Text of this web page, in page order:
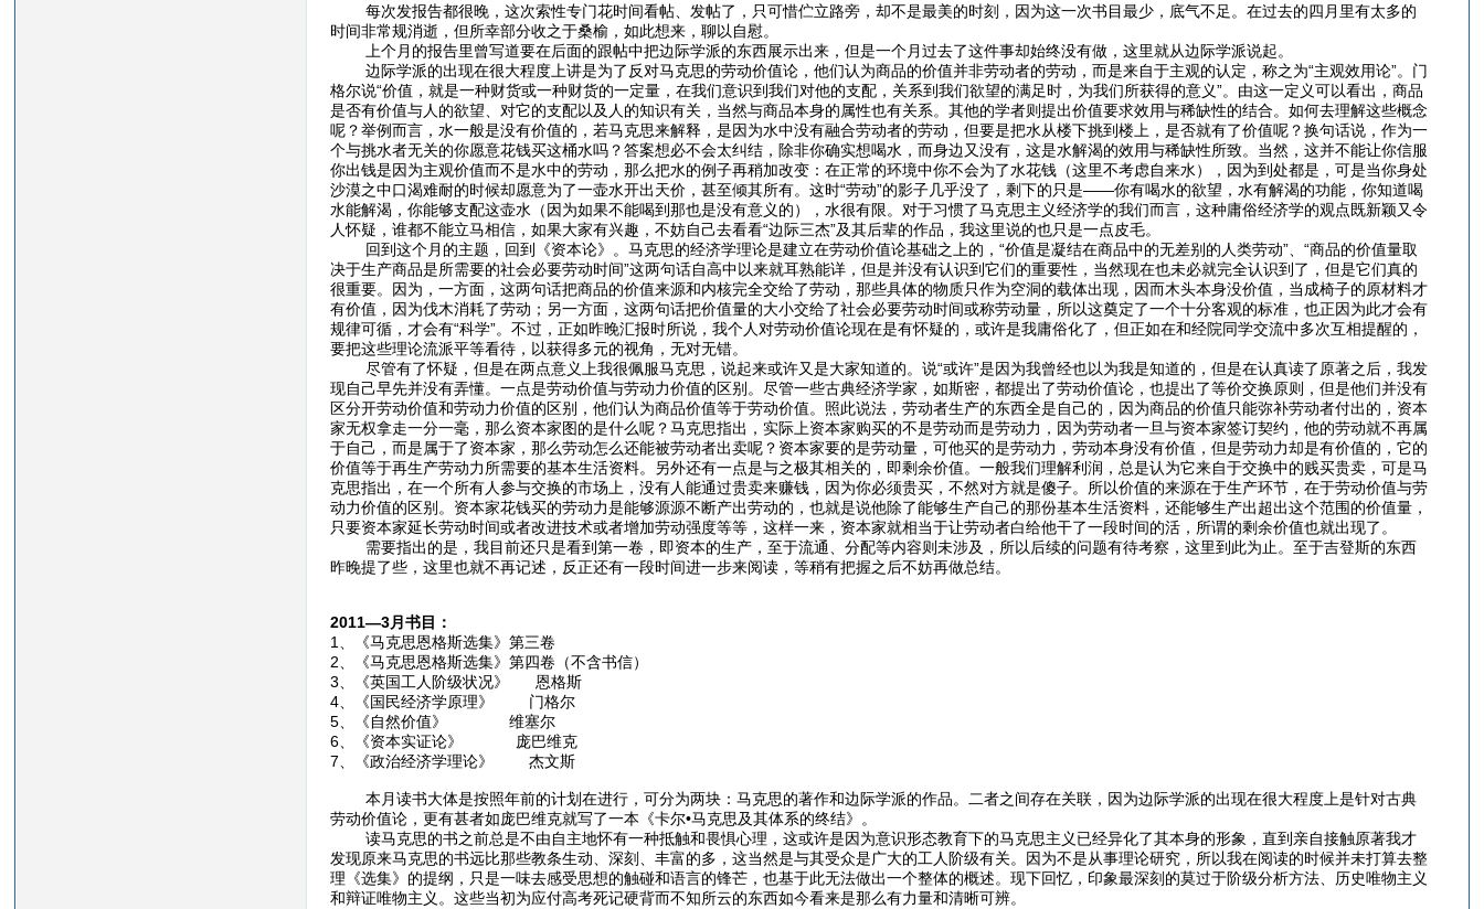
每次发报告都很晚，这次索性专门花时间看帖、发帖了，只可惜伫立路旁，却不是最美的时刻，因为这一次书目最少，底气不足。在过去的四月里有太多的
时间非常规消逝，但所幸部分收之于桑榆，如此想来，聊以自慰。
上个月的报告里曾写道要在后面的跟帖中把边际学派的东西展示出来，但是一个月过去了这件事却始终没有做，这里就从边际学派说起。
边际学派的出现在很大程度上讲是为了反对马克思的劳动价值论，他们认为商品的价值并非劳动者的劳动，而是来自于主观的认定，称之为“主观效用论”。门
格尔说“价值，就是一种财货或一种财货的一定量，在我们意识到我们对他的支配，关系到我们欲望的满足时，为我们所获得的意义”。由这一定义可以看出，商品
是否有价值与人的欲望、对它的支配以及人的知识有关，当然与商品本身的属性也有关系。其他的学者则提出价值要求效用与稀缺性的结合。如何去理解这些概念
呢？举例而言，水一般是没有价值的，若马克思来解释，是因为水中没有融合劳动者的劳动，但要是把水从楼下挑到楼上，是否就有了价值呢？换句话说，作为一
个与挑水者无关的你愿意花钱买这桶水吗？答案想必不会太纠结，除非你确实想喝水，而身边又没有，这是水解渴的效用与稀缺性所致。当然，这并不能让你信服
你出钱是因为主观价值而不是水中的劳动，那么把水的例子再稍加改变：在正常的环境中你不会为了水花钱（这里不考虑自来水），因为到处都是，可是当你身处
沙漠之中口渴难耐的时候却愿意为了一壶水开出天价，甚至倾其所有。这时“劳动”的影子几乎没了，剩下的只是——你有喝水的欲望，水有解渴的功能，你知道喝
水能解渴，你能够支配这壶水（因为如果不能喝到那也是没有意义的），水很有限。对于习惯了马克思主义经济学的我们而言，这种庸俗经济学的观点既新颖又令
人怀疑，谁都不能立马相信，如果大家有兴趣，不妨自己去看看“边际三杰”及其后辈的作品，我这里说的也只是一点皮毛。
回到这个月的主题，回到《资本论》。马克思的经济学理论是建立在劳动价值论基础之上的，“价值是凝结在商品中的无差别的人类劳动”、“商品的价值量取
决于生产商品是所需要的社会必要劳动时间”这两句话自高中以来就耳熟能详，但是并没有认识到它们的重要性，当然现在也未必就完全认识到了，但是它们真的
很重要。因为，一方面，这两句话把商品的价值来源和内核完全交给了劳动，那些具体的物质只作为空洞的载体出现，因而木头本身没价值，当成椅子的原材料才
有价值，因为伐木消耗了劳动；另一方面，这两句话把价值量的大小交给了社会必要劳动时间或称劳动量，所以这奠定了一个十分客观的标准，也正因为此才会有
规律可循，才会有“科学”。不过，正如昨晚汇报时所说，我个人对劳动价值论现在是有怀疑的，或许是我庸俗化了，但正如在和经院同学交流中多次互相提醒的，
要把这些理论流派平等看待，以获得多元的视角，无对无错。
尽管有了怀疑，但是在两点意义上我很佩服马克思，说起来或许又是大家知道的。说“或许”是因为我曾经也以为我是知道的，但是在认真读了原著之后，我发
现自己早先并没有弄懂。一点是劳动价值与劳动力价值的区别。尽管一些古典经济学家，如斯密，都提出了劳动价值论，也提出了等价交换原则，但是他们并没有
区分开劳动价值和劳动力价值的区别，他们认为商品价值等于劳动价值。照此说法，劳动者生产的东西全是自己的，因为商品的价值只能弥补劳动者付出的，资本
家无权拿走一分一毫，那么资本家图的是什么呢？马克思指出，实际上资本家购买的不是劳动而是劳动力，因为劳动者一旦与资本家签订契约，他的劳动就不再属
于自己，而是属于了资本家，那么劳动怎么还能被劳动者出卖呢？资本家要的是劳动量，可他买的是劳动力，劳动本身没有价值，但是劳动力却是有价值的，它的
价值等于再生产劳动力所需要的基本生活资料。另外还有一点是与之极其相关的，即剩余价值。一般我们理解利润，总是认为它来自于交换中的贱买贵卖，可是马
克思指出，在一个所有人参与交换的市场上，没有人能通过贵卖来赚钱，因为你必须贵买，不然对方就是傻子。所以价值的来源在于生产环节，在于劳动价值与劳
动力价值的区别。资本家花钱买的劳动力是能够源源不断产出劳动的，也就是说他除了能够生产自己的那份基本生活资料，还能够生产出超出这个范围的价值量，
只要资本家延长劳动时间或者改进技术或者增加劳动强度等等，这样一来，资本家就相当于让劳动者白给他干了一段时间的活，所谓的剩余价值也就出现了。
需要指出的是，我目前还只是看到第一卷，即资本的生产，至于流通、分配等内容则未涉及，所以后续的问题有待考察，这里到此为止。至于吉登斯的东西
昨晚提了些，这里也就不再记述，反正还有一段时间进一步来阅读，等稍有把握之后不妨再做总结。
2011—3月书目：
1、《马克思恩格斯选集》第三卷
2、《马克思恩格斯选集》第四卷（不含书信）
3、《英国工人阶级状况》 恩格斯
4、《国民经济学原理》 门格尔
5、《自然价值》 维塞尔
6、《资本实证论》 庞巴维克
7、《政治经济学理论》 杰文斯
本月读书大体是按照年前的计划在进行，可分为两块：马克思的著作和边际学派的作品。二者之间存在关联，因为边际学派的出现在很大程度上是针对古典
劳动价值论，更有甚者如庞巴维克就写了一本《卡尔•马克思及其体系的终结》。
读马克思的书之前总是不由自主地怀有一种抵触和畏惧心理，这或许是因为意识形态教育下的马克思主义已经异化了其本身的形象，直到亲自接触原著我才
发现原来马克思的书远比那些教条生动、深刻、丰富的多，这当然是与其受众是广大的工人阶级有关。因为不是从事理论研究，所以我在阅读的时候并未打算去整
理《选集》的提纲，只是一味去感受思想的触碰和语言的锋芒，也基于此无法做出一个整体的概述。现下回忆，印象最深刻的莫过于阶级分析方法、历史唯物主义
和辩证唯物主义。这些当初为应付高考死记硬背而不知所云的东西如今看来是那么有力量和清晰可辨。